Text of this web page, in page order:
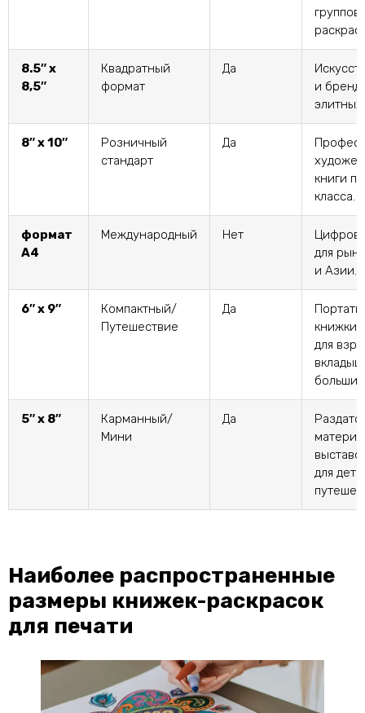
8.5″ х
8,5″
Квадратный
формат
Да
и
элитных
8″ х 10″
Розничный
стандарт
Да
книги
класса.
формат
А4
Международный Нет
для
и Азии.
6″ х 9″
Компактный/
Путешествие
Да
книжки-
для
5″ х 8″
Карманный/
Мини
Да
для
Наиболее распространенные
размеры книжек-раскрасок
для печати